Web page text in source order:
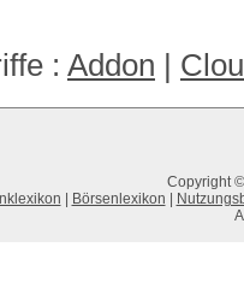
: Addon
Copyright
Börsenlexikon